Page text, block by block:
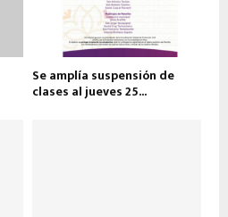
Se amplía suspensión de
clases al jueves 25...